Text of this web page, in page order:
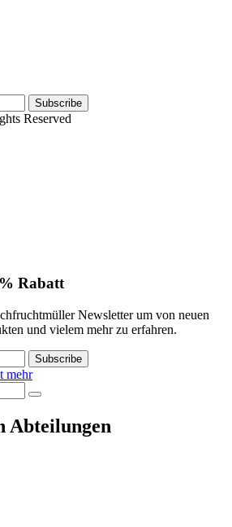
Reserved
Rabatt
Newsletter um von neuen
und vielem mehr zu erfahren.
mehr
Abteilungen